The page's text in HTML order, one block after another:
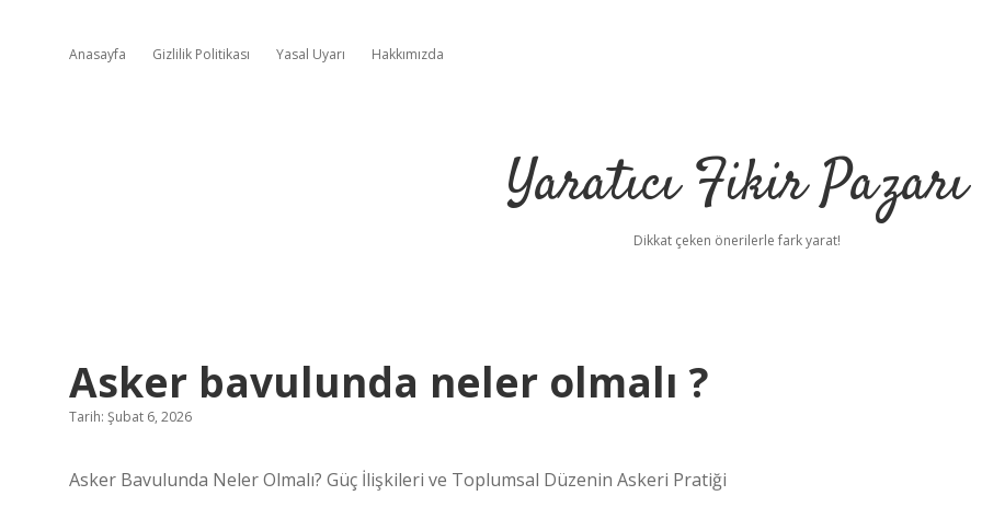
Anasayfa Gizlilik Politikası Yasal Uyarı Hakkımızda
Yaratıcı Fikir Pazarı
Dikkat çeken önerilerle fark yarat!
Asker bavulunda neler olmalı ?
Tarih: Şubat 6, 2026
Asker Bavulunda Neler Olmalı? Güç İlişkileri ve Toplumsal Düzenin Askeri Pratiği